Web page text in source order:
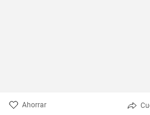
Ahorrar